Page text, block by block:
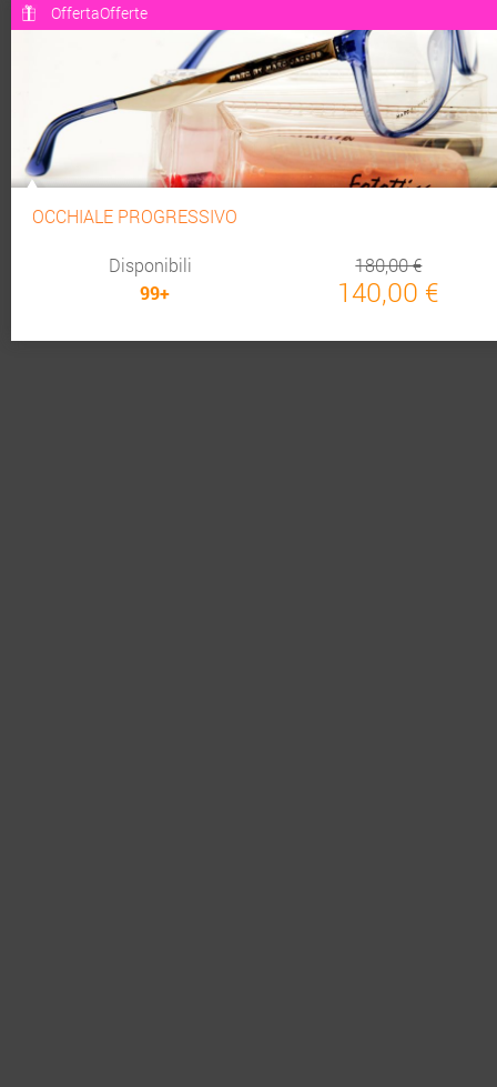
OffertaOfferte
OCCHIALE PROGRESSIVO
Disponibili
99+
180,00 €
140,00 €